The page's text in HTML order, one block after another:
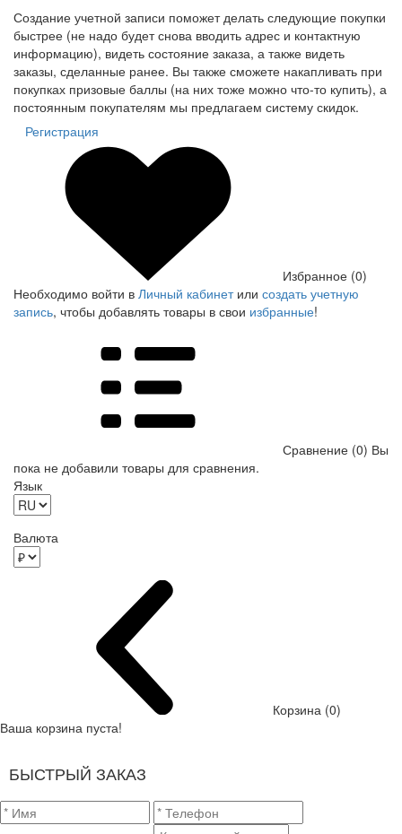
Создание учетной записи поможет делать следующие покупки
быстрее (не надо будет снова вводить адрес и контактную
информацию), видеть состояние заказа, а также видеть
заказы, сделанные ранее. Вы также сможете накапливать при
покупках призовые баллы (на них тоже можно что-то купить), а
постоянным покупателям мы предлагаем систему скидок.
Регистрация
Избранное (0)
Необходимо войти в Личный кабинетили создать учетную
запись, чтобы добавлять товары в свои избранные!
Сравнение (0) Вы
пока не добавили товары для сравнения.
Язык
Валюта
Корзина (0)
Ваша корзина пуста!
БЫСТРЫЙ ЗАКАЗ